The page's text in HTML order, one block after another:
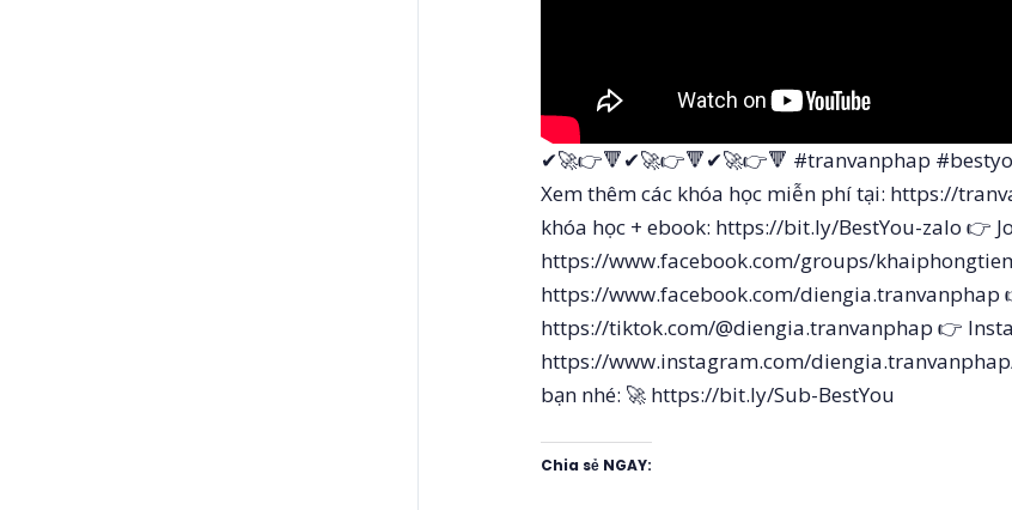
✔🚀👉🔻✔🚀👉🔻✔🚀👉🔻 #tranvanphap
Xem thêm các khóa học miễn phí tại: https://
khóa học + ebook: https://bit.ly/BestYou-zalo 👉
https://www.facebook.com/groups/
https://www.facebook.com/diengia.tranvanphap
https://tiktok.com/@diengia.tranvanphap 👉
https://www.instagram.com/
bạn nhé: 🚀 https://bit.ly/Sub-BestYou
Chia sẻ NGAY: